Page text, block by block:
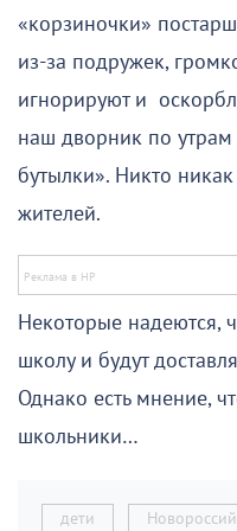
«корзиночки»
из-за подружек,
игнорируют и
наш дворник по
бутылки». Никто
жителей.
Некоторые надеются,
школу и будут
Однако есть мнение,
школьники…
дети